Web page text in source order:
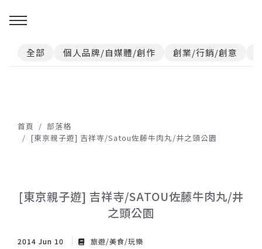
全部 個人品牌/自媒體/創作 創業/行銷/創意
首頁
部落格
[東京親子遊] 吉祥寺/Satou佐藤牛肉丸/井之頭公園
[東京親子遊] 吉祥寺/SATOU佐藤牛肉丸/井
之頭公園
2014 Jun 10 旅遊/美食/玩樂